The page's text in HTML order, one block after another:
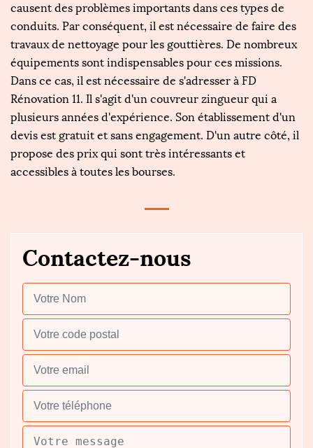
causent des problèmes importants dans ces types de
conduits. Par conséquent, il est nécessaire de faire des
travaux de nettoyage pour les gouttières. De nombreux
équipements sont indispensables pour ces missions.
Dans ce cas, il est nécessaire de s'adresser à FD
Rénovation 11. Il s'agit d'un couvreur zingueur qui a
plusieurs années d'expérience. Son établissement d'un
devis est gratuit et sans engagement. D'un autre côté, il
propose des prix qui sont très intéressants et
accessibles à toutes les bourses.
Contactez-nous